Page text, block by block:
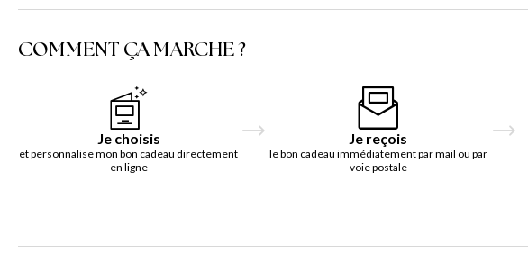
COMMENT ÇA MARCHE ?
Je choisis
et personnalise mon bon cadeau directement
en ligne
Je reçois
le bon cadeau immédiatement par mail ou par
voie postale